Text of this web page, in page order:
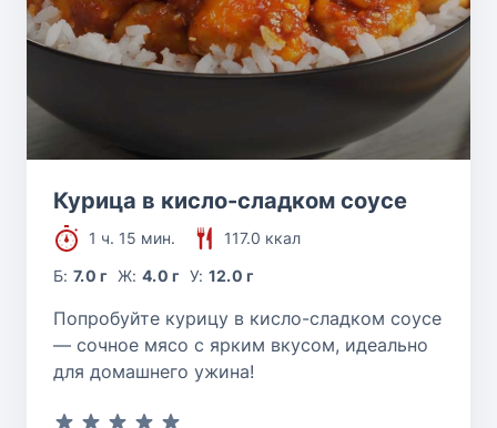
Курица в кисло-сладком соусе
1 ч. 15 мин.
117.0 ккал
Б:7.0 г Ж: 4.0 г У: 12.0 г
Попробуйте курицу в кисло-сладком соусе
— сочное мясо с ярким вкусом, идеально
для домашнего ужина!